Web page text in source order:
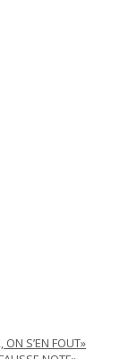
S’EN FOUT»